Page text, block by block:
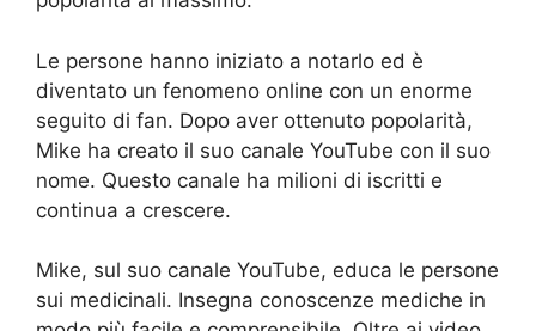
Le persone hanno iniziato a notarlo ed è
diventato un fenomeno online con un enorme
seguito di fan. Dopo aver ottenuto popolarità,
Mike ha creato il suo canale YouTube con il suo
nome. Questo canale ha milioni di iscritti e
continua a crescere.
Mike, sul suo canale YouTube, educa le persone
sui medicinali. Insegna conoscenze mediche in